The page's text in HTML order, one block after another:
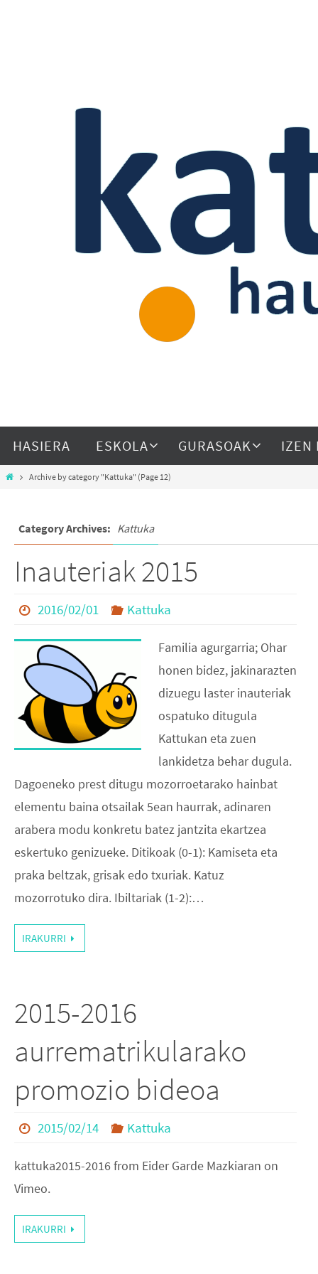
HASIERA ESKOLA GURASOAK IZEN
Archive by category "Kattuka" (Page 12)
Category Archives: Kattuka
Inauteriak 2015
2016/02/01 Kattuka
Familia agurgarria; Ohar
honen bidez, jakinarazten
dizuegu laster inauteriak
ospatuko ditugula
Kattukan eta zuen
lankidetza behar dugula.
Dagoeneko prest ditugu mozorroetarako hainbat
elementu baina otsailak 5ean haurrak, adinaren
arabera modu konkretu batez jantzita ekartzea
eskertuko genizueke. Ditikoak (0-1): Kamiseta eta
praka beltzak, grisak edo txuriak. Katuz
mozorrotuko dira. Ibiltariak (1-2):…
IRAKURRI
2015-2016
aurrematrikularako
promozio bideoa
2015/02/14 Kattuka
kattuka2015-2016 from Eider Garde Mazkiaran on
Vimeo.
IRAKURRI